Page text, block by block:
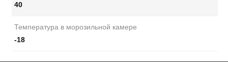
40
Температура в морозильной камере
-18